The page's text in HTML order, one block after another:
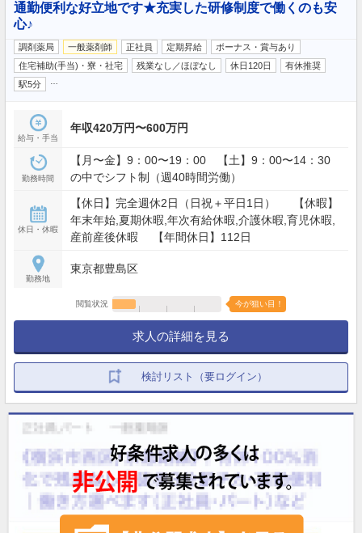
通勤便利な好立地です★充実した研修制度で働くのも安
心♪
調剤薬局 一般薬剤師 正社員 定期昇給
ボーナス・賞与あり
住宅補助(手当)・寮・社宅
残業なし／ほぼなし 休日120日
有休推奨
駅5分
給与・手当
年収420万円〜600万円
勤務時間
【月〜金】9：00〜19：00 【土】9：00〜14：30
の中でシフト制（週40時間労働）
休日・休暇
【休日】完全週休2日（日祝＋平日1日） 【休暇】
年末年始,夏期休暇,年次有給休暇,介護休暇,育児休暇,
産前産後休暇 【年間休日】112日
勤務地
東京都豊島区
閲覧状況 今が狙い目！
求人の詳細を見る
検討リスト（要ログイン）